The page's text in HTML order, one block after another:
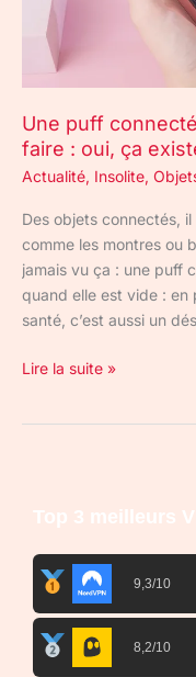
Une puff
faire : oui, ça
Actualité, Insolite,
Des objets connectés,
comme les montres ou
jamais vu ça : une puff
quand elle est vide : en
santé, c’est aussi un
tout
faire
ça
existe
et
c’est
jetable
Lire la suite »
Top 3 meilleurs
9,3/10
8,2/10